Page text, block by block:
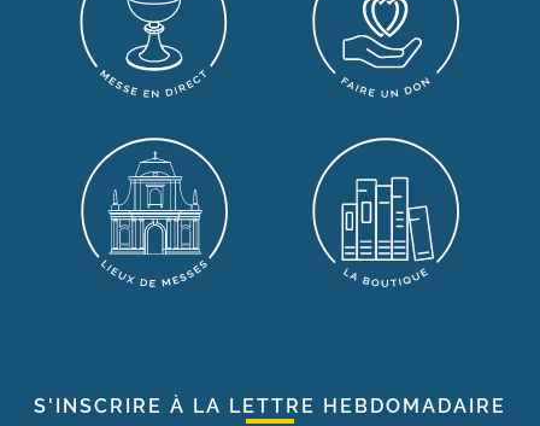
S'INSCRIRE À LA LETTRE HEBDOMADAIRE